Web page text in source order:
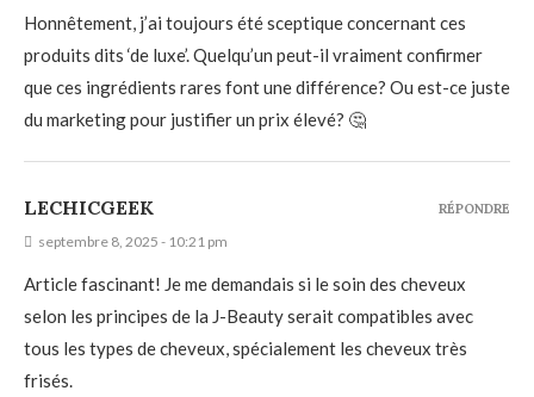
Honnêtement, j’ai toujours été sceptique concernant ces
produits dits ‘de luxe’. Quelqu’un peut-il vraiment confirmer
que ces ingrédients rares font une différence? Ou est-ce juste
du marketing pour justifier un prix élevé? 🤔
LECHICGEEK
septembre 8, 2025 - 10:21 pm
Article fascinant! Je me demandais si le soin des cheveux
selon les principes de la J-Beauty serait compatibles avec
tous les types de cheveux, spécialement les cheveux très
frisés.
RÉPONDRE